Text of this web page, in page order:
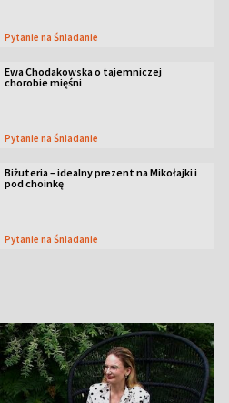
Pytanie na Śniadanie
Ewa Chodakowska o tajemniczej
chorobie mięśni
Pytanie na Śniadanie
Biżuteria – idealny prezent na Mikołajki i
pod choinkę
Pytanie na Śniadanie